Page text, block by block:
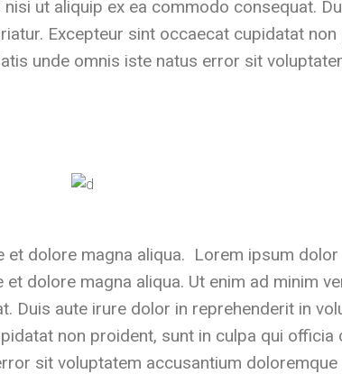
ut aliquip ex ea commodo consequat.
Excepteur sint occaecat cupidatat
unde omnis iste natus error sit
et dolore magna aliqua. Lorem ipsum
dolore magna aliqua. Ut enim ad minim
Duis aute irure dolor in reprehenderit in
non proident, sunt in culpa qui
sit voluptatem accusantium